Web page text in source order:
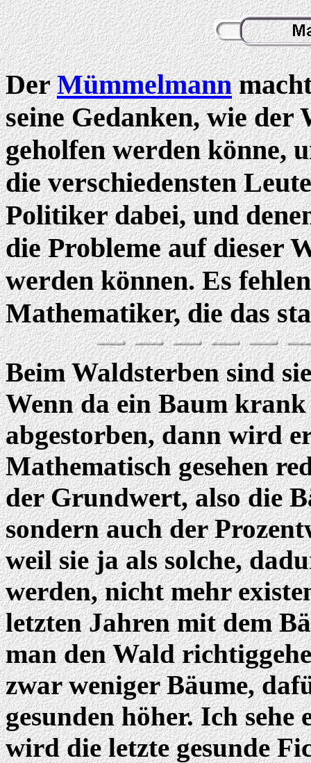
DerMümmelmann
seine Gedanken, wie
geholfen werden könne,
die verschiedensten
Politiker dabei, und
die Probleme auf dieser
werden können. Es
Mathematiker, die das
Beim Waldsterben sind
Wenn da ein Baum
abgestorben, dann wird
Mathematisch gesehen
der Grundwert, also die
sondern auch der
weil sie ja als solche,
werden, nicht mehr
letzten Jahren mit dem
man den Wald
zwar weniger Bäume,
gesunden höher. Ich
wird die letzte gesunde